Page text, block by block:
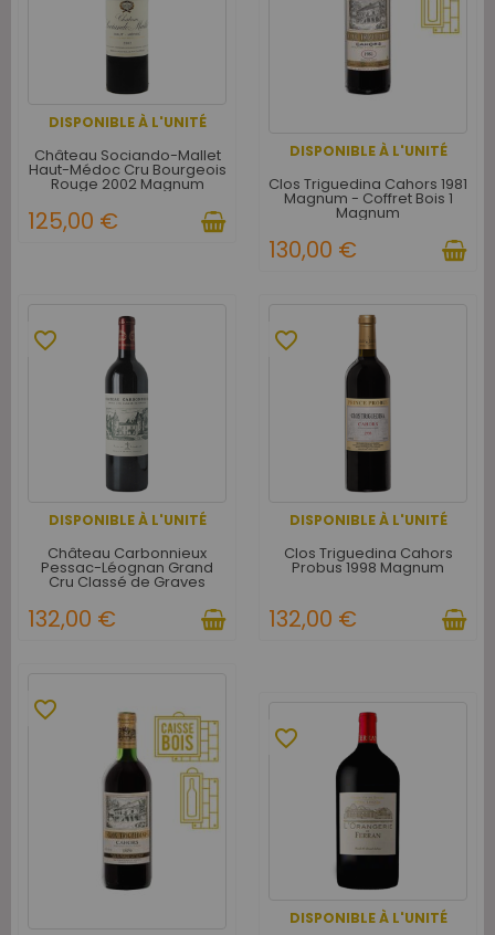
DISPONIBLE À L'UNITÉ
Château Sociando-Mallet
Haut-Médoc Cru Bourgeois
Rouge 2002 Magnum
125,00 €
DISPONIBLE À L'UNITÉ
Clos Triguedina Cahors 1981
Magnum - Coffret Bois 1
Magnum
130,00 €
DISPONIBLE À L'UNITÉ
favorite_border
Château Carbonnieux
Pessac-Léognan Grand
Cru Classé de Graves
132,00 €
DISPONIBLE À L'UNITÉ
favorite_border
Clos Triguedina Cahors
Probus 1998 Magnum
132,00 €
favorite_border
DISPONIBLE À L'UNITÉ
favorite_border